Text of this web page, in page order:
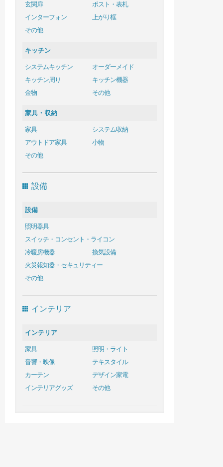
玄関扉
ポスト・表札
インターフォン
上がり框
その他
キッチン
システムキッチン
オーダーメイド
キッチン周り
キッチン機器
金物
その他
家具・収納
家具
システム収納
アウトドア家具
小物
その他
設備
設備
照明器具
スイッチ・コンセント・ライコン
冷暖房機器
換気設備
火災報知器・セキュリティー
その他
インテリア
インテリア
家具
照明・ライト
音響・映像
テキスタイル
カーテン
デザイン家電
インテリアグッズ
その他